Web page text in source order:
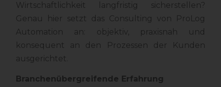
Wirtschaftlichkeit langfristig sicherstellen?
Genau hier setzt das Consulting von ProLog
Automation an: objektiv, praxisnah und
konsequent an den Prozessen der Kunden
ausgerichtet.
Branchenübergreifende Erfahrung